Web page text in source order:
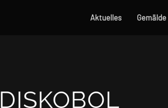
Aktuelles Gemälde
DISKOBOL